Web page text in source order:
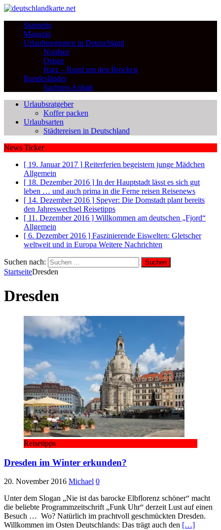
Startseite
Magazin
Urlaubsregionen in Deutschland
Nordsee
Ostsee
Harz – Rund um den Brocken
Bundesländer
Sachsen-Anhalt
Urlaubsratgeber
Koffer packen
Urlaubsarten
Städtereisen in Deutschland
News Ticker
[ 19. Januar 2017 ] Reiterferien begeistern junge Mädchen
Allgemein
[ 18. Dezember 2016 ] In der Hauptstadt lässt es sich gut
leben … und auch prima in die Ferne reisen Reisenews
[ 14. Dezember 2016 ] Speyer: Die Domstadt plant bereits
den Jahreswechsel Reisetipps
[ 11. Dezember 2016 ] Willkommen am deutschen „Fjord“
Allgemein
[ 6. Dezember 2016 ] Faszinierende Eiswelten: Gletscher
weltweit und in Europa Weitere Nachrichten
Suchen nach:
StartseiteDresden
Dresden
Reisetipps
Dresden im Winter erkunden?
20. November 2016 Michael 0
Unter dem Slogan „Nie ist das barocke Elbflorenz schöner“ macht
die beliebte Programmzeitschrift „Funk Uhr“ derzeit Lust auf einen
Besuch … Wo? Natürlich im prachtvoll geschmückten Dresden.
Willkommen im Osten Deutschlands: Das trägt auch den […]